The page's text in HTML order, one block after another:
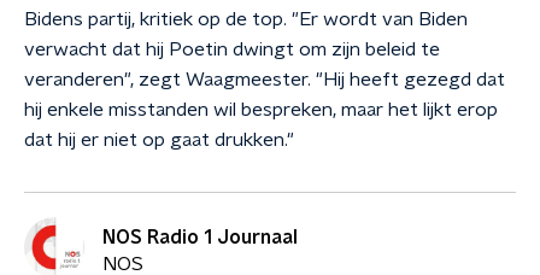
Bidens partij, kritiek op de top. "Er wordt van Biden
verwacht dat hij Poetin dwingt om zijn beleid te
veranderen", zegt Waagmeester. "Hij heeft gezegd dat
hij enkele misstanden wil bespreken, maar het lijkt erop
dat hij er niet op gaat drukken."
NOS Radio 1 Journaal
NOS